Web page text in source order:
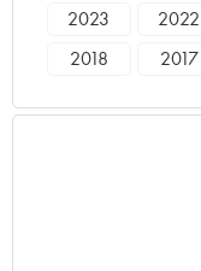
2023 2022
2018
2017